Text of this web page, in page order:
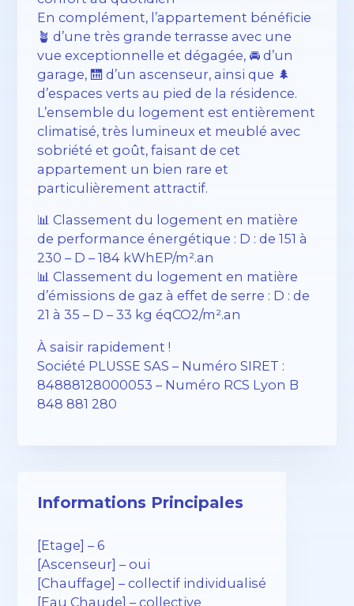
En complément, l’appartement bénéficie
🪴 d’une très grande terrasse avec une
vue exceptionnelle et dégagée, 🚘 d’un
garage, 🛗 d’un ascenseur, ainsi que 🌲
d’espaces verts au pied de la résidence.
L’ensemble du logement est entièrement
climatisé, très lumineux et meublé avec
sobriété et goût, faisant de cet
appartement un bien rare et
particulièrement attractif.
📊 Classement du logement en matière
de performance énergétique : D : de 151 à
230 – D – 184 kWhEP/m².an
📊 Classement du logement en matière
d’émissions de gaz à effet de serre : D : de
21 à 35 – D – 33 kg éqCO2/m².an
À saisir rapidement !
Société PLUSSE SAS – ​​Numéro SIRET :
84888128000053 – Numéro RCS Lyon B
848 881 280
Informations Principales
[Etage] – 6
[Ascenseur] – oui
[Chauffage] – collectif individualisé
[Eau Chaude] – collective